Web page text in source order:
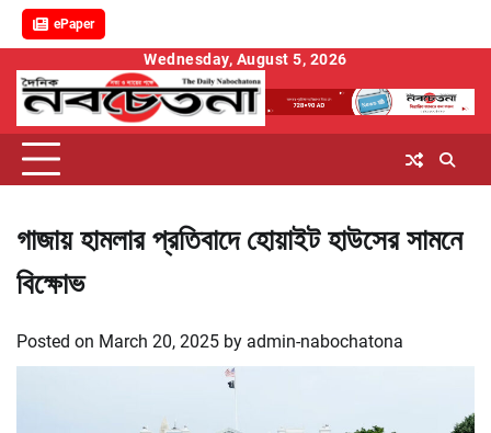
ePaper
content
Wednesday, August 5, 2026
গাজায় হামলার প্রতিবাদে হোয়াইট হাউসের সামনে
বিক্ষোভ
Posted on March 20, 2025 by admin-nabochatona